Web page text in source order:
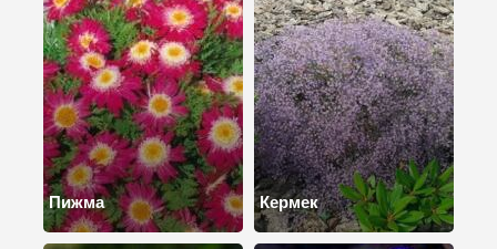
Пижма Кермек